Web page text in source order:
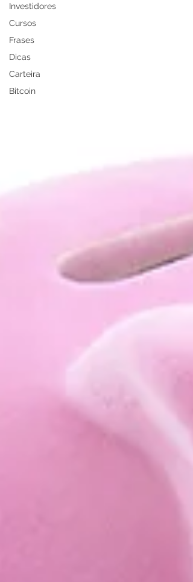
Investidores
Cursos
Frases
Dicas
Carteira
Bitcoin